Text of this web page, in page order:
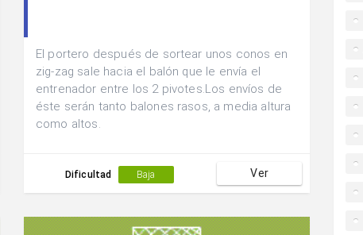
El portero después de sortear unos conos en
zig-zag sale hacia el balón que le envía el
entrenador entre los 2 pivotes.Los envíos de
éste serán tanto balones rasos, a media altura
como altos.
Dificultad Baja Ver